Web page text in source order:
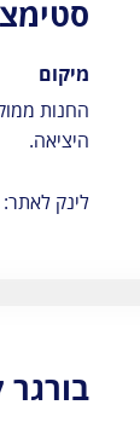
מיקום
החנות
היציאה.
לינק לאתר:
בורגר